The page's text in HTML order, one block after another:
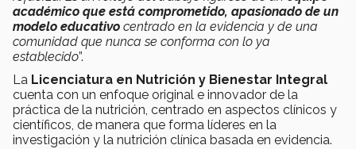
académico que está comprometido, apasionado de un
modelo educativo centrado en la evidencia y de una
comunidad que nunca se conforma con lo ya
establecido”.
La Licenciatura en Nutrición y Bienestar Integral
cuenta con un enfoque original e innovador de la
práctica de la nutrición, centrado en aspectos clínicos y
científicos, de manera que forma líderes en la
investigación y la nutrición clínica basada en evidencia.